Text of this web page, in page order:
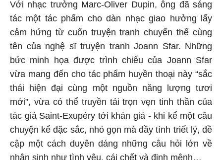
Với nhạc trưởng Marc-Oliver Dupin, ông đã sáng
tác một tác phẩm cho dàn nhạc giao hưởng lấy
cảm hứng từ cuốn truyện tranh chuyển thể cùng
tên của nghệ sĩ truyện tranh Joann Sfar. Những
bức minh họa được trình chiếu của Joann Sfar
vừa mang đến cho tác phẩm huyền thoại này “sắc
thái hiện đại cùng một nguồn năng lượng tươi
mới”, vừa có thể truyền tải trọn vẹn tinh thần của
tác giả Saint-Exupéry tới khán giả - khi kể một câu
chuyện kể đặc sắc, nhỏ gọn mà đầy tính triết lý, đề
cập một cách duyên dáng những câu hỏi lớn về
nhân sinh như tình yêu, cái chết và định mệnh…